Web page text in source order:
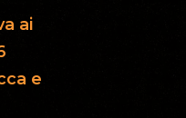
ai
e